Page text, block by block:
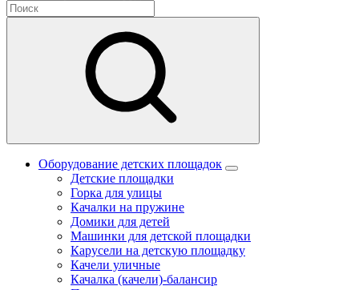
Оборудование детских площадок
Детские площадки
Горка для улицы
Качалки на пружине
Домики для детей
Машинки для детской площадки
Карусели на детскую площадку
Качели уличные
Качалка (качели)-балансир